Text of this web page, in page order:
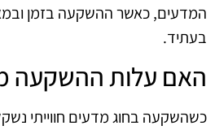
המדעים, כאשר ההשקעה בזמן
בעתיד.
האם עלות ההשקעה
כשהשקעה בחוג מדעים חווייתי